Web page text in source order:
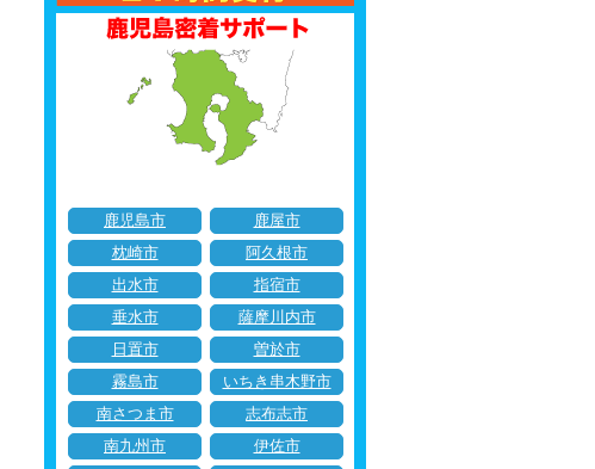
鹿児島市
鹿屋市
枕崎市
阿久根市
出水市
指宿市
垂水市
薩摩川内市
日置市
曽於市
霧島市
いちき串木野市
南さつま市
志布志市
南九州市
伊佐市